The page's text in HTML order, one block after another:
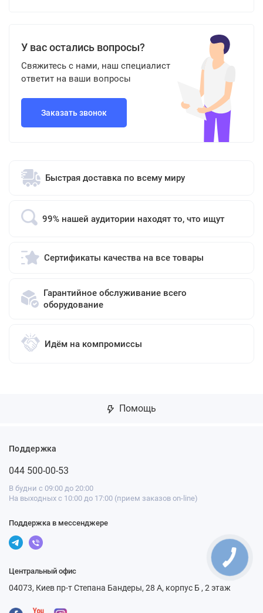
У вас остались вопросы?
Свяжитесь с нами, наш специалист
ответит на ваши вопросы
Заказать звонок
Быстрая доставка по всему миру
99% нашей аудитории находят то, что ищут
Сертификаты качества на все товары
Гарантийное обслуживание всего
оборудование
Идём на компромиссы
Помощь
Поддержка
044 500-00-53
В будни с 09:00 до 20:00
На выходных с 10:00 до 17:00 (прием заказов on-line)
Поддержка в мессенджере
Центральный офис
04073, Киев пр-т Степана Бандеры, 28 А, корпус Б , 2 этаж